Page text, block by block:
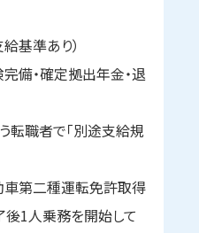
給基準あり）
備・確定拠出年金・退
転職者で「別途支給規
車第二種運転免許取得
後1人乗務を開始して